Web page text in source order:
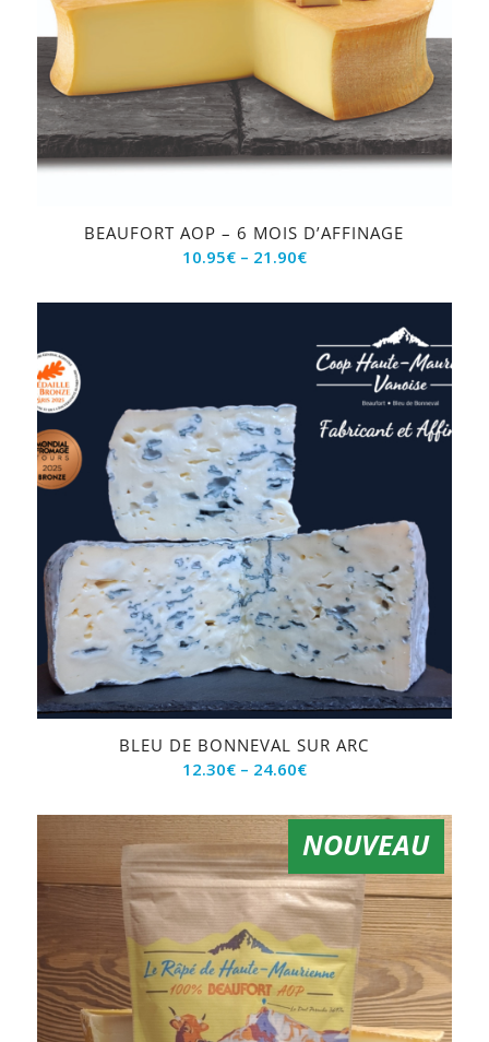
BEAUFORT AOP – 6 MOIS D’AFFINAGE
10.95€– 21.90€
BLEU DE BONNEVAL SUR ARC
12.30€– 24.60€
NOUVEAU